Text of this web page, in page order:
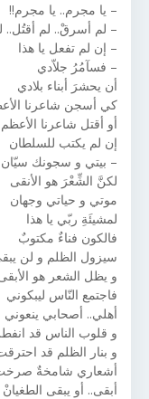
– يا مجرم.. يا مجرم!!
– لم أسرقْ.. لم أقتُل..
– إن لم تفعل يا هذا
– فسآمُرُ جلاّدي
أن يحشرَ أبناء بلادي
كي أسجن شاعرنا
أو أقتل شاعرنا الأعظم
إن لم يكتب للسلطان
– بيتي و سجونك سيّان
لكنَّ الشِّعْرَ هو الأنقى
موتي و حياتي وجهان
لمشيئَةِ ربّي يا هذا
فالكون فناءٌ مكتوبٌ
سيزول الظلم و لن
و يظل الشعر هو
فاجتمع النّاس ليبكوني
أهلي.. أصحابي ينعوني
و قلوب الناس قد
و بنار الظلم قد
أشعاري شامخةٌ
أبقى.. أو يبقى الطغيانْ